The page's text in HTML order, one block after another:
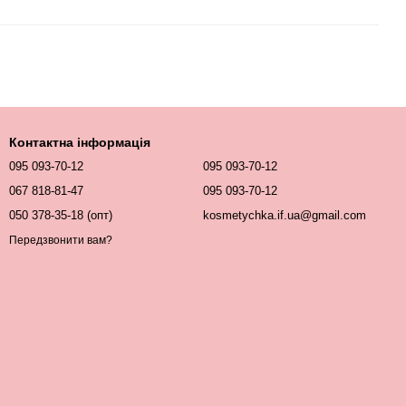
Контактна інформація
095 093-70-12
067 818-81-47
050 378-35-18 (опт)
Передзвонити вам?
095 093-70-12
095 093-70-12
kosmetychka.if.ua@gmail.com